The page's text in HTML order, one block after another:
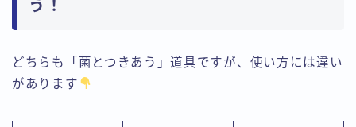
う！
どちらも「菌とつきあう」道具ですが、使い方には違い
があります